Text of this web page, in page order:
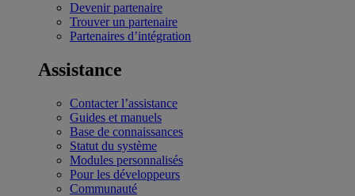
Devenir partenaire
Trouver un partenaire
Partenaires d’intégration
Assistance
Contacter l’assistance
Guides et manuels
Base de connaissances
Statut du système
Modules personnalisés
Pour les développeurs
Communauté